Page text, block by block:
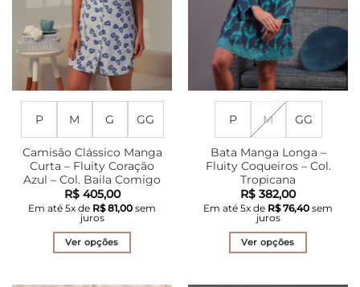
P M G GG
Camisão Clássico Manga
Curta – Fluity Coração
Azul – Col. Baila Comigo
R$405,00
Em até 5x de R$81,00 sem
juros
Ver opções
P M GG
Bata Manga Longa –
Fluity Coqueiros – Col.
Tropicana
R$ 382,00
Em até 5x de R$76,40 sem
juros
Ver opções